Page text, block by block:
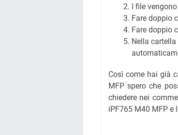
I file
Fare doppio
Fare doppio
Nella
Così come hai già
MFP spero che
chiedere nei
iPF765 M40 MFP